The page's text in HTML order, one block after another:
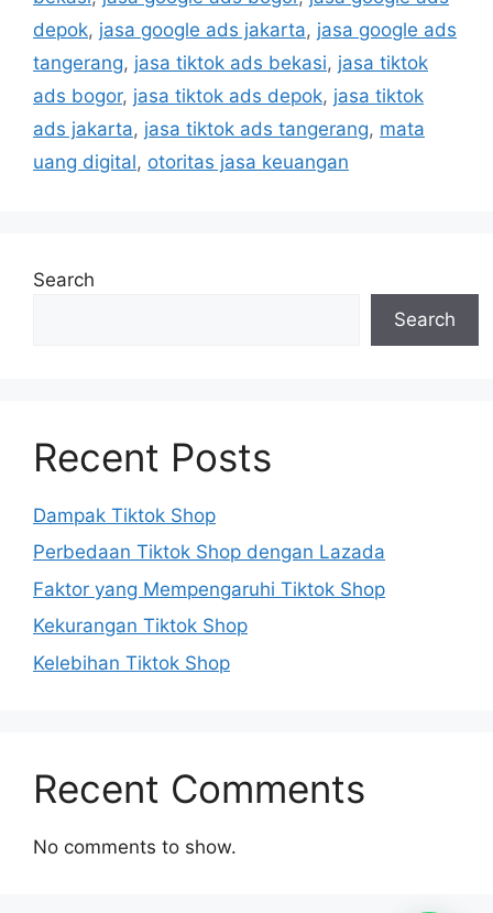
depok, jasa google ads jakarta, jasa google ads
tangerang, jasa tiktok ads bekasi, jasa tiktok
ads bogor, jasa tiktok ads depok, jasa tiktok
ads jakarta, jasa tiktok ads tangerang, mata
uang digital, otoritas jasa keuangan
Search
Search
Recent Posts
Dampak Tiktok Shop
Perbedaan Tiktok Shop dengan Lazada
Faktor yang Mempengaruhi Tiktok Shop
Kekurangan Tiktok Shop
Kelebihan Tiktok Shop
Recent Comments
No comments to show.